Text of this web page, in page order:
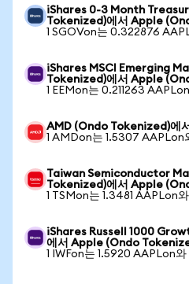
iShares 0-3 Month
Tokenized)에서 Apple
1 SGOVon는 0.322876
iShares MSCI Emerging
Tokenized)에서 Apple
1 EEMon는 0.211263
AMD (Ondo Tokenized)에
1 AMDon는 1.5307 AAPLon
Taiwan Semiconductor
Tokenized)에서 Apple
1 TSMon는 1.3481 AAPLon
iShares Russell 1000
에서 Apple (Ondo
1 IWFon는 1.5920 AAPLon와